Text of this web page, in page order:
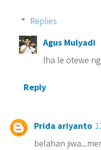
Replies
Agus Mulyadi
lha le otewe
Reply
Prida ariyanto
belahan